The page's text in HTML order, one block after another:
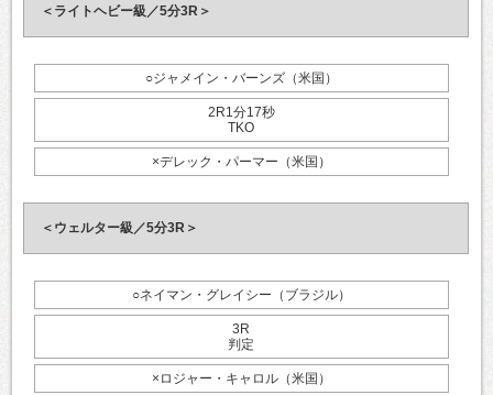
＜ライトヘビー級／5分3R＞
○ジャメイン・バーンズ（米国）
2R1分17秒
TKO
×デレック・パーマー（米国）
＜ウェルター級／5分3R＞
○ネイマン・グレイシー（ブラジル）
3R
判定
×ロジャー・キャロル（米国）